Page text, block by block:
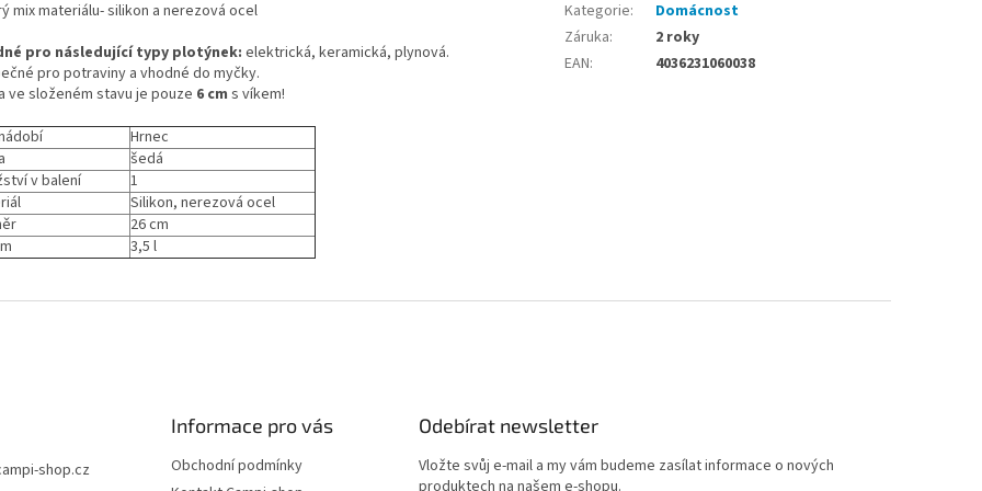
mix materiálu- silikon a nerezová ocel
pro následující typy plotýnek: elektrická, keramická, plynová.
pro potraviny a vhodné do myčky.
ve složeném stavu je pouze 6 cm s víkem!
Hrnec
šedá
v balení
1
Silikon, nerezová ocel
26 cm
3,5 l
Kategorie:
Domácnost
Záruka:
2 roky
EAN: 4036231060038
shop.cz
Informace pro vás
Obchodní podmínky
Odebírat newsletter
Vložte svůj e-mail a my vám budeme zasílat informace o nových
produktech na našem e-shopu.